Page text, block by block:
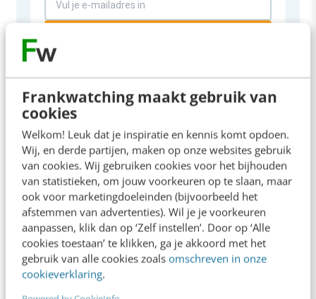
Frankwatching maakt gebruik van
cookies
Welkom! Leuk dat je inspiratie en kennis komt opdoen.
Wij, en derde partijen, maken op onze websites gebruik
van cookies. Wij gebruiken cookies voor het bijhouden
van statistieken, om jouw voorkeuren op te slaan, maar
ook voor marketingdoeleinden (bijvoorbeeld het
afstemmen van advertenties). Wil je je voorkeuren
aanpassen, klik dan op ‘Zelf instellen’. Door op ‘Alle
cookies toestaan’ te klikken, ga je akkoord met het
gebruik van alle cookies zoals omschreven in onze
cookieverklaring.
SOCIAL